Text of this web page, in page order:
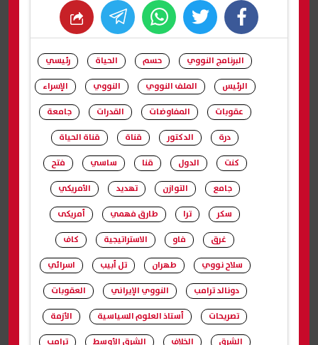
facebook
twitter
whats
البرنامج النووي حسم الحياة
رئيسي
الرئيس
الملف النووي النووي
الإسراء
عقوبات
المفاوضات القدرات
جامعة
درة
الدكتور قناة
قناة الحياة
كنت
الدول قنا ساسي
فتح
جامع
التوازن تهديد
الأمريكي
سكر
ترا طارق فهمي
أمريكى
غرق
فاو الاستراتيجية
كاف
سلاح نووي
طهران تل أبيب
اسرائي
دونالد ترامب
النووي الإيراني
العقوبات
تصريحات
أستاذ العلوم السياسية
الأزمة
الشرق
الخلاف الشرق الأوسط
ترامب